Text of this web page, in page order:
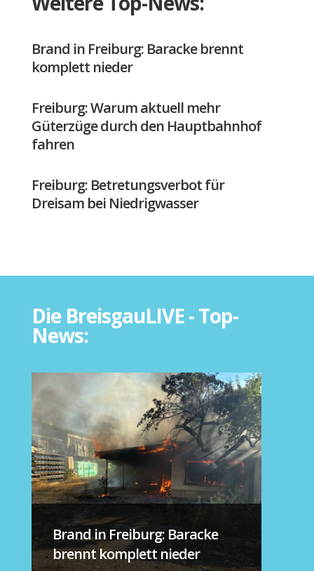
Brand in Freiburg: Baracke brennt
komplett nieder
Freiburg: Warum aktuell mehr
Güterzüge durch den Hauptbahnhof
fahren
Freiburg: Betretungsverbot für
Dreisam bei Niedrigwasser
Die BreisgauLIVE - Top-
News:
Brand in Freiburg: Baracke
brennt komplett nieder